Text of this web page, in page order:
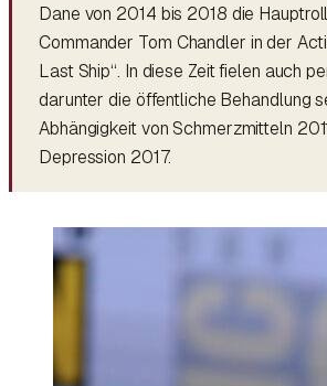
Dane von 2014 bis 2018 die
Commander Tom Chandler in der
Last Ship“. In diese Zeit fielen auch
darunter die öffentliche Behandlung
Abhängigkeit von Schmerzmitteln
Depression 2017.